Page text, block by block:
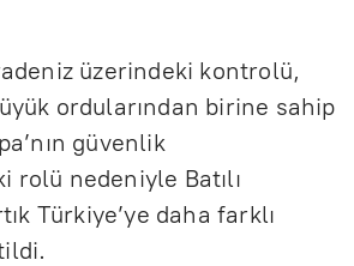
üzerindeki kontrolü,
ordularından birine sahip
güvenlik
rolü nedeniyle Batılı
Türkiye’ye daha farklı